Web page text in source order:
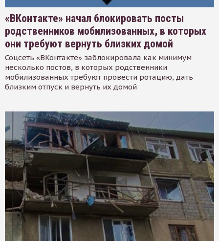
«ВКонтакте» начал блокировать посты
родственников мобилизованных, в которых
они требуют вернуть близких домой
Соцсеть «ВКонтакте» заблокировала как минимум
несколько постов, в которых родственники
мобилизованных требуют провести ротацию, дать
близким отпуск и вернуть их домой